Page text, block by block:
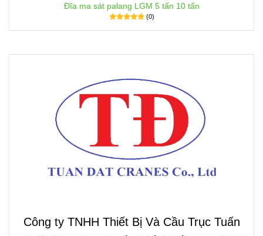
Đĩa ma sát palang LGM 5 tấn 10 tấn
(0)
Công ty TNHH Thiết Bị Và Cầu Trục Tuấn